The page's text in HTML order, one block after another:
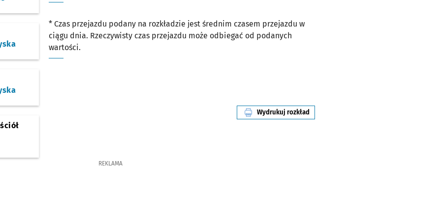
* Czas przejazdu podany na rozkładzie jest średnim czasem przejazdu w
ciągu dnia. Rzeczywisty czas przejazdu może odbiegać od podanych
wartości.
Wydrukuj rozkład
linii nr 100
REKLAMA